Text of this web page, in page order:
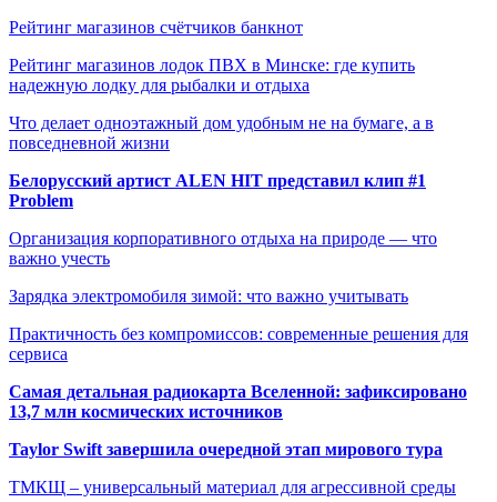
Рейтинг магазинов счётчиков банкнот
Рейтинг магазинов лодок ПВХ в Минске: где купить
надежную лодку для рыбалки и отдыха
Что делает одноэтажный дом удобным не на бумаге, а в
повседневной жизни
Белорусский артист ALEN HIT представил клип #1
Problem
Организация корпоративного отдыха на природе — что
важно учесть
Зарядка электромобиля зимой: что важно учитывать
Практичность без компромиссов: современные решения для
сервиса
Самая детальная радиокарта Вселенной: зафиксировано
13,7 млн космических источников
Taylor Swift завершила очередной этап мирового тура
ТМКЩ – универсальный материал для агрессивной среды